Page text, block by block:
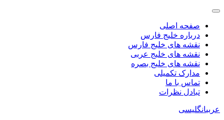
صفحه اصلی
درباره خلیج فارس
نقشه های خلیج فارس
نقشه های خلیج عربی
نقشه های خلیج بصره
مدارک تکمیلی
تماس با ما
تبادل نظرات
عربیانگلیسی